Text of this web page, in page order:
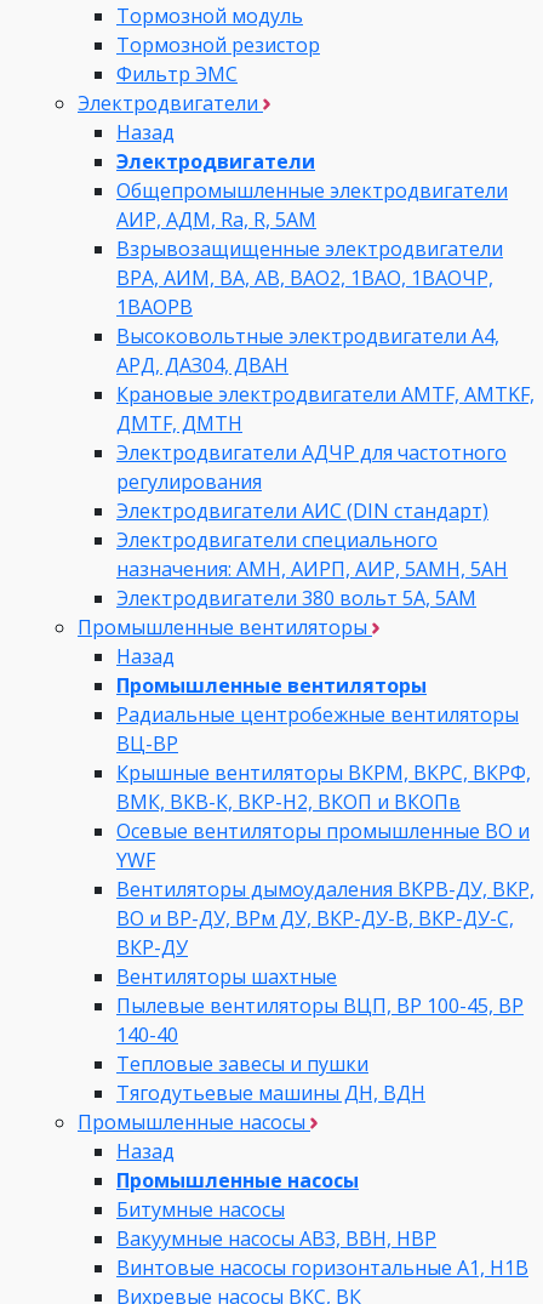
Тормозной модуль
Тормозной резистор
Фильтр ЭМС
Электродвигатели
Назад
Электродвигатели
Общепромышленные электродвигатели
АИР, АДМ, Ra, R, 5AM
Взрывозащищенные электродвигатели
ВРА, АИМ, ВА, АВ, ВАO2, 1ВАО, 1ВАОЧР,
1ВАОРВ
Высоковольтные электродвигатели A4,
АРД, ДАЗ04, ДВАН
Крановые электродвигатели AMTF, AMTKF,
ДMTF, ДМТН
Электродвигатели АДЧР для частотного
регулирования
Электродвигатели АИС (DIN стандарт)
Электродвигатели специального
назначения: АМН, АИРП, АИР, 5АМН, 5АН
Электродвигатели 380 вольт 5А, 5АМ
Промышленные вентиляторы
Назад
Промышленные вентиляторы
Радиальные центробежные вентиляторы
ВЦ-ВР
Крышные вентиляторы ВКРМ, ВКРС, ВКРФ,
ВМК, ВКВ-К, ВКР-Н2, ВКОП и ВКОПв
Осевые вентиляторы промышленные ВО и
YWF
Вентиляторы дымоудаления ВКРВ-ДУ, ВКР,
ВО и ВР-ДУ, ВРм ДУ, ВКР-ДУ-В, ВКР-ДУ-С,
ВКР-ДУ
Вентиляторы шахтные
Пылевые вентиляторы ВЦП, ВР 100-45, ВР
140-40
Тепловые завесы и пушки
Тягодутьевые машины ДН, ВДН
Промышленные насосы
Назад
Промышленные насосы
Битумные насосы
Вакуумные насосы АВЗ, ВВН, НВР
Винтовые насосы горизонтальные А1, Н1В
Вихревые насосы ВКС, ВК